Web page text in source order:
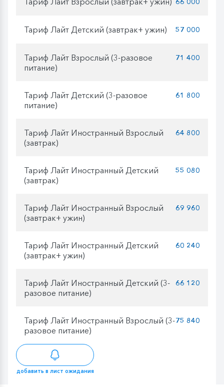
Тариф Лайт Детский (завтрак+ ужин) 57 000
Тариф Лайт Взрослый (3-разовое
питание)
71 400
Тариф Лайт Детский (3-разовое
питание)
61 800
Тариф Лайт Иностранный Взрослый
(завтрак)
64 800
Тариф Лайт Иностранный Детский
(завтрак)
55 080
Тариф Лайт Иностранный Взрослый
(завтрак+ ужин)
69 960
Тариф Лайт Иностранный Детский
(завтрак+ ужин)
60 240
Тариф Лайт Иностранный Детский (3-
разовое питание)
66 120
Тариф Лайт Иностранный Взрослый (3-
разовое питание)
75 840
добавить в лист ожидания